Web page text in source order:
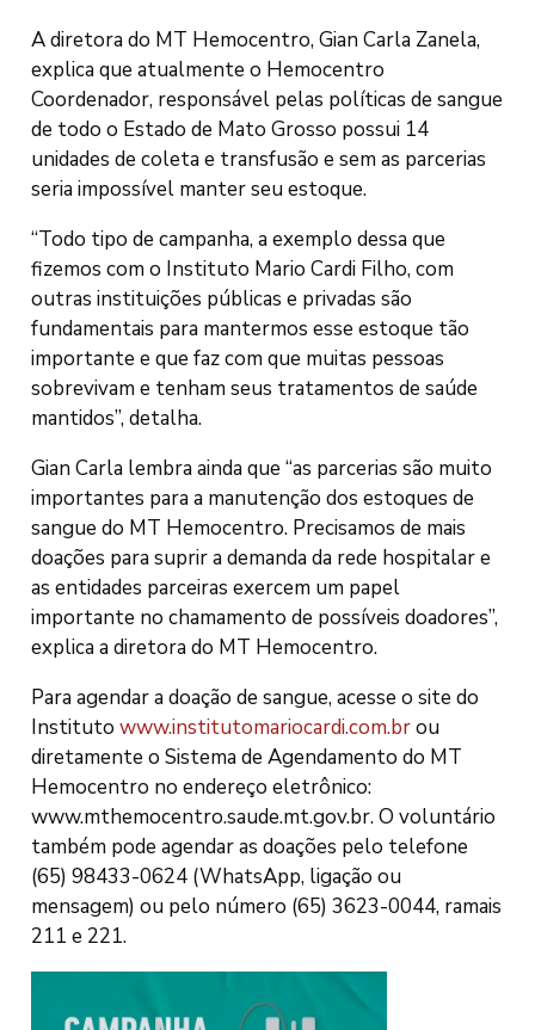
A diretora do MT Hemocentro, Gian Carla Zanela,
explica que atualmente o Hemocentro
Coordenador, responsável pelas políticas de sangue
de todo o Estado de Mato Grosso possui 14
unidades de coleta e transfusão e sem as parcerias
seria impossível manter seu estoque.
“Todo tipo de campanha, a exemplo dessa que
fizemos com o Instituto Mario Cardi Filho, com
outras instituições públicas e privadas são
fundamentais para mantermos esse estoque tão
importante e que faz com que muitas pessoas
sobrevivam e tenham seus tratamentos de saúde
mantidos”, detalha.
Gian Carla lembra ainda que “as parcerias são muito
importantes para a manutenção dos estoques de
sangue do MT Hemocentro. Precisamos de mais
doações para suprir a demanda da rede hospitalar e
as entidades parceiras exercem um papel
importante no chamamento de possíveis doadores”,
explica a diretora do MT Hemocentro.
Para agendar a doação de sangue, acesse o site do
Instituto www.institutomariocardi.com.brou
diretamente o Sistema de Agendamento do MT
Hemocentro no endereço eletrônico:
www.mthemocentro.saude.mt.gov.br. O voluntário
também pode agendar as doações pelo telefone
(65) 98433-0624 (WhatsApp, ligação ou
mensagem) ou pelo número (65) 3623-0044, ramais
211 e 221.